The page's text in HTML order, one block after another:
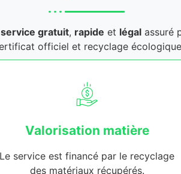
service gratuit, rapide et légal assuré
officiel et recyclage
Valorisation matière
Le service est financé par le recyclage
des matériaux récupérés.